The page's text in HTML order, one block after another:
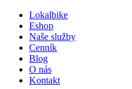
Lokalbike
Eshop
Naše služby
Cenník
Blog
O nás
Kontakt